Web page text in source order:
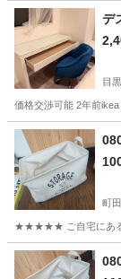
東京 八王子市 デ
目
価格交渉可能 2年前
東京 目黒区
町
★★★★★ ご自宅にある不
東京 町田市